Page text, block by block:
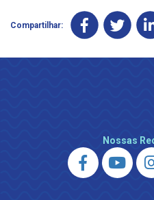
Compartilhar:
Nossas